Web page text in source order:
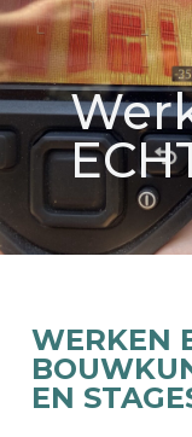
WERKEN
EN